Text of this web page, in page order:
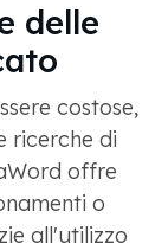
delle
costose,
ricerche di
offre
o
all'utilizzo